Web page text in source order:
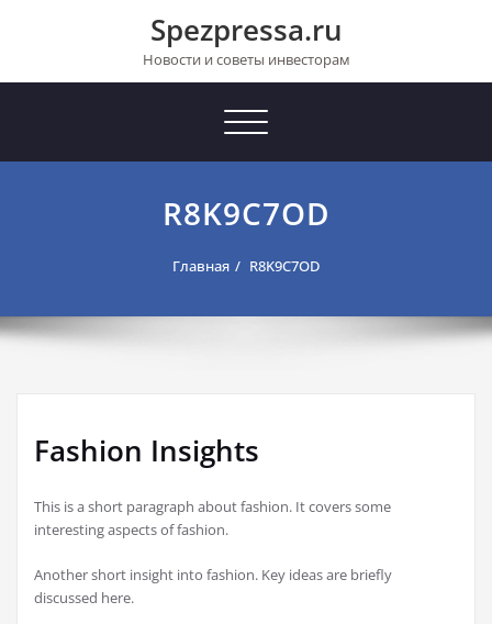
Spezpressa.ru
Новости и советы инвесторам
Toggle
R8K9C7OD
Главная R8K9C7OD
Fashion Insights
This is a short paragraph about fashion. It covers some
interesting aspects of fashion.
Another short insight into fashion. Key ideas are briefly
discussed here.